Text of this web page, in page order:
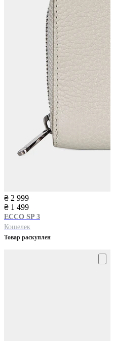
₴ 2 999
₴ 1 499
ECCO SP 3
Кошелек
Товар раскуплен